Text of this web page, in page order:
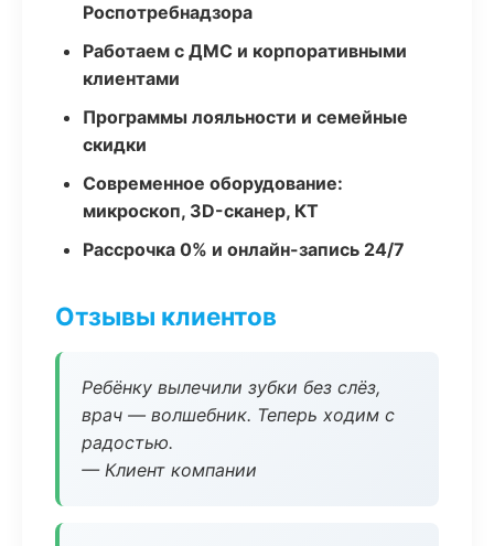
Роспотребнадзора
Работаем с ДМС и корпоративными
клиентами
Программы лояльности и семейные
скидки
Современное оборудование:
микроскоп, 3D-сканер, КТ
Рассрочка 0% и онлайн-запись 24/7
Отзывы клиентов
Ребёнку вылечили зубки без слёз,
врач — волшебник. Теперь ходим с
радостью.
— Клиент компании